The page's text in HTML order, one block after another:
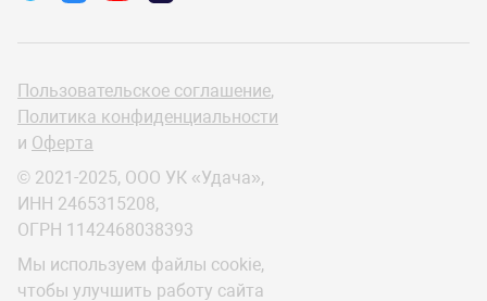
Пользовательское соглашение,
Политика конфиденциальности
и Оферта
© 2021-2025, ООО УК «Удача»,
ИНН 2465315208,
ОГРН 1142468038393
Мы используем файлы cookie,
чтобы улучшить работу сайта